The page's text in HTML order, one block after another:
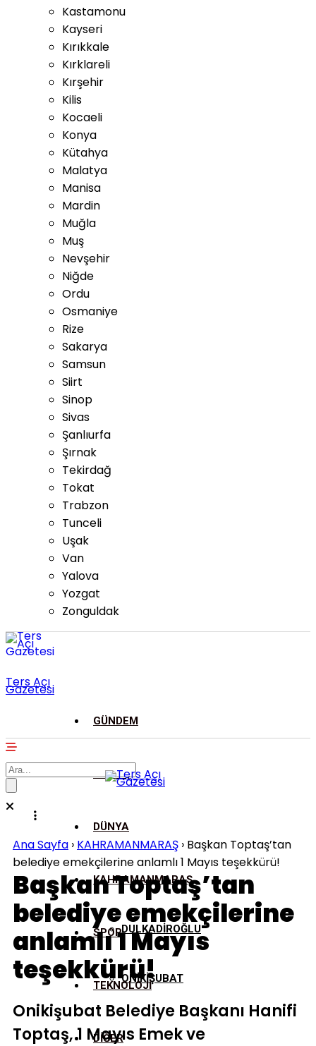
Kastamonu
Kayseri
Kırıkkale
Kırklareli
Kırşehir
Kilis
Kocaeli
Konya
Kütahya
Malatya
Manisa
Mardin
Muğla
Muş
Nevşehir
Niğde
Ordu
Osmaniye
Rize
Sakarya
Samsun
Siirt
Sinop
Sivas
Şanlıurfa
Şırnak
Tekirdağ
Tokat
Trabzon
Tunceli
Uşak
Van
Yalova
Yozgat
Zonguldak
Ters Açı
Gazetesi
GÜNDEM
ASAYİŞ
DÜNYA
KAHRAMANMARAŞ
DULKADİROĞLU
ONİKİŞUBAT
SPOR
TEKNOLOJİ
DİĞER
Ana Sayfa › KAHRAMANMARAŞ › Başkan Toptaş’tan
belediye emekçilerine anlamlı 1 Mayıs teşekkürü!
Başkan Toptaş’tan
belediye emekçilerine
anlamlı 1 Mayıs
teşekkürü!
Onikişubat Belediye Başkanı Hanifi
Toptaş, 1 Mayıs Emek ve